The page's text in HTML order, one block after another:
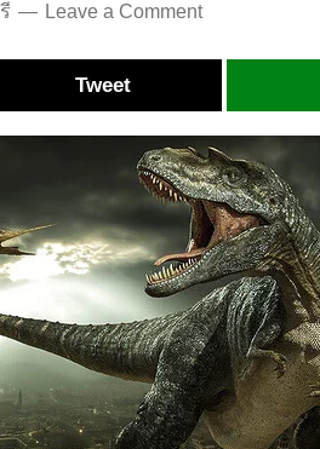
Leave a Comment
Tweet